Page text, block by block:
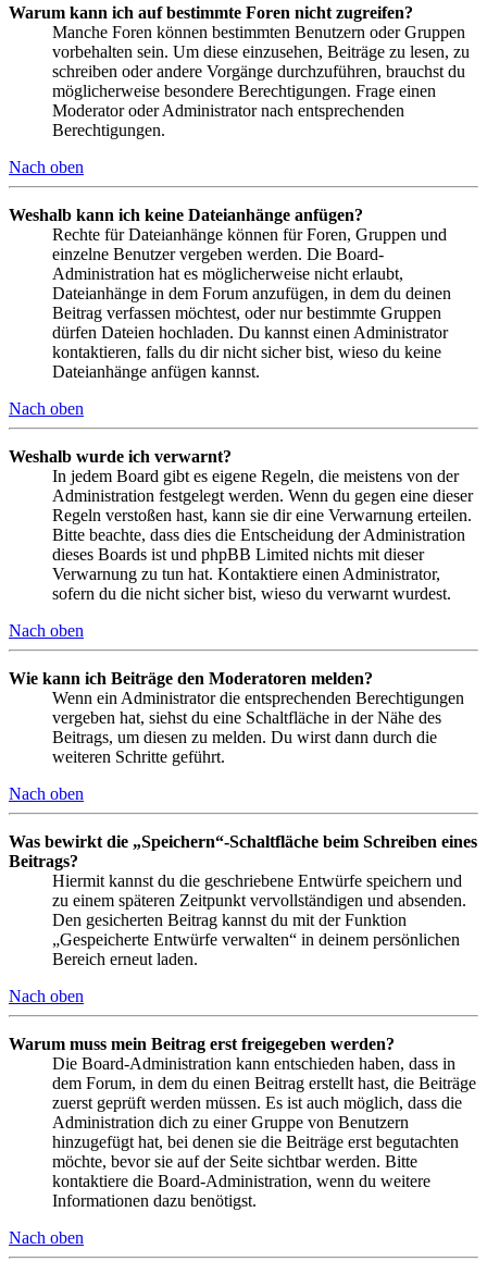
Warum kann ich auf bestimmte Foren nicht zugreifen?
Manche Foren können bestimmten Benutzern oder Gruppen
vorbehalten sein. Um diese einzusehen, Beiträge zu lesen, zu
schreiben oder andere Vorgänge durchzuführen, brauchst du
möglicherweise besondere Berechtigungen. Frage einen
Moderator oder Administrator nach entsprechenden
Berechtigungen.
Nach oben
Weshalb kann ich keine Dateianhänge anfügen?
Rechte für Dateianhänge können für Foren, Gruppen und
einzelne Benutzer vergeben werden. Die Board-
Administration hat es möglicherweise nicht erlaubt,
Dateianhänge in dem Forum anzufügen, in dem du deinen
Beitrag verfassen möchtest, oder nur bestimmte Gruppen
dürfen Dateien hochladen. Du kannst einen Administrator
kontaktieren, falls du dir nicht sicher bist, wieso du keine
Dateianhänge anfügen kannst.
Nach oben
Weshalb wurde ich verwarnt?
In jedem Board gibt es eigene Regeln, die meistens von der
Administration festgelegt werden. Wenn du gegen eine dieser
Regeln verstoßen hast, kann sie dir eine Verwarnung erteilen.
Bitte beachte, dass dies die Entscheidung der Administration
dieses Boards ist und phpBB Limited nichts mit dieser
Verwarnung zu tun hat. Kontaktiere einen Administrator,
sofern du die nicht sicher bist, wieso du verwarnt wurdest.
Nach oben
Wie kann ich Beiträge den Moderatoren melden?
Wenn ein Administrator die entsprechenden Berechtigungen
vergeben hat, siehst du eine Schaltfläche in der Nähe des
Beitrags, um diesen zu melden. Du wirst dann durch die
weiteren Schritte geführt.
Nach oben
Was bewirkt die „Speichern“-Schaltfläche beim Schreiben eines
Beitrags?
Hiermit kannst du die geschriebene Entwürfe speichern und
zu einem späteren Zeitpunkt vervollständigen und absenden.
Den gesicherten Beitrag kannst du mit der Funktion
„Gespeicherte Entwürfe verwalten“ in deinem persönlichen
Bereich erneut laden.
Nach oben
Warum muss mein Beitrag erst freigegeben werden?
Die Board-Administration kann entschieden haben, dass in
dem Forum, in dem du einen Beitrag erstellt hast, die Beiträge
zuerst geprüft werden müssen. Es ist auch möglich, dass die
Administration dich zu einer Gruppe von Benutzern
hinzugefügt hat, bei denen sie die Beiträge erst begutachten
möchte, bevor sie auf der Seite sichtbar werden. Bitte
kontaktiere die Board-Administration, wenn du weitere
Informationen dazu benötigst.
Nach oben